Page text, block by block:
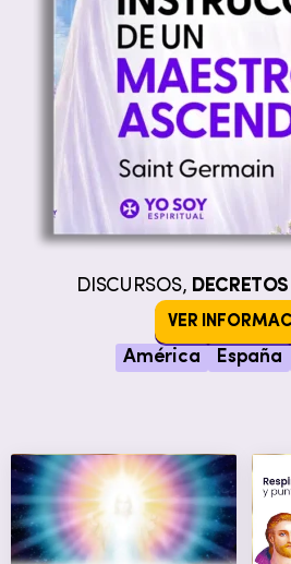
DISCURSOS, DECRETOS
VER
América España